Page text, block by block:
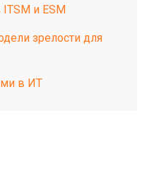
и ESM
зрелости для
в ИТ